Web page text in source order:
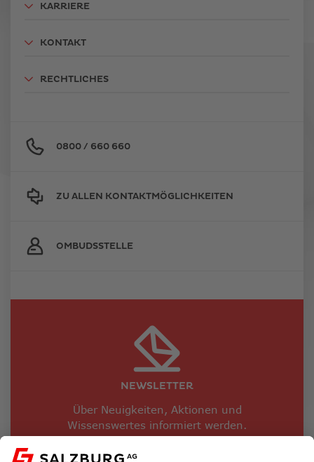
KARRIERE
KONTAKT
RECHTLICHES
0800 / 660 660
ZU ALLEN KONTAKTMÖGLICHKEITEN
OMBUDSSTELLE
NEWSLETTER
Über Neuigkeiten, Aktionen und
Wissenswertes informiert werden.